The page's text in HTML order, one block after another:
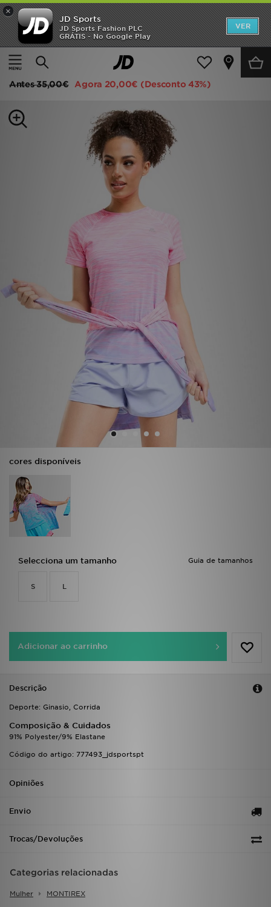
×
JD Sports
JD Sports Fashion PLC
GRÁTIS - No Google Play
VER
Página principal
Mulher Roupa de Mulher Camisolas de treino
MONTIREX Trail Seamless T-Shirt
Antes35,00€ Agora 20,00€ (Desconto 43%)
cores disponíveis
Guia de tamanhos
Selecciona um tamanho
S L
Adicionar ao carrinho
Descrição
Deporte: Ginasio, Corrida
Composição & Cuidados
91% Polyester/9% Elastane
Código do artigo: 777493_jdsportspt
Opiniões
Envio
Trocas/Devoluções
Categorias relacionadas
Mulher MONTIREX
INÍCIO
Promoções
MULHER
LOCALIZADOR DE LOJAS
ESTADO DO TEU PEDIDO
ATENÇÃO AO CLIENTE
FAZ DOWNLOAD DA APP
TRABALHA CONNOSCO